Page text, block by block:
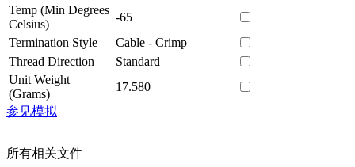
Temp (Min Degrees
Celsius)
-65
Termination Style
Cable - Crimp
Thread Direction
Standard
Unit Weight
(Grams)
17.580
参见模拟
所有相关文件